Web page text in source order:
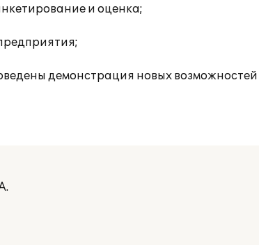
и оценка;
демонстрация новых